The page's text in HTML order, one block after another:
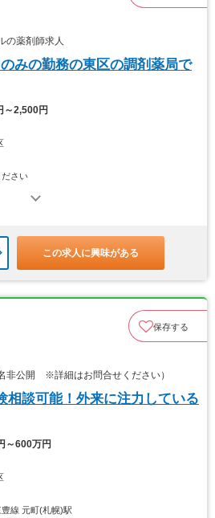
薬剤師求人
みの勤務の東区の調剤薬局で
～2,500円
さい
この求人に興味がある
保存する
非公開 ※詳細はお問合せください）
相談可能！外来に注力している
～600万円
線 元町(札幌)駅